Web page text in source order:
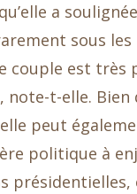
a
sous les
couple est très
note-t-elle.
peut
politique à
présidentielles,